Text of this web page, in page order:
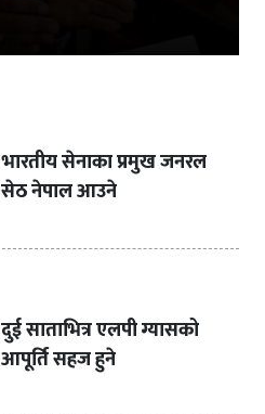
भारतीय सेनाका प्रमुख जनरल
सेठ नेपाल आउने
दुई साताभित्र एलपी ग्यासको
आपूर्ति सहज हुने